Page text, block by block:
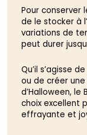
Pour conserver
de le stocker à
variations de
peut durer
Qu’il s’agisse
ou de créer
d’Halloween, le
choix excellent
effrayante et